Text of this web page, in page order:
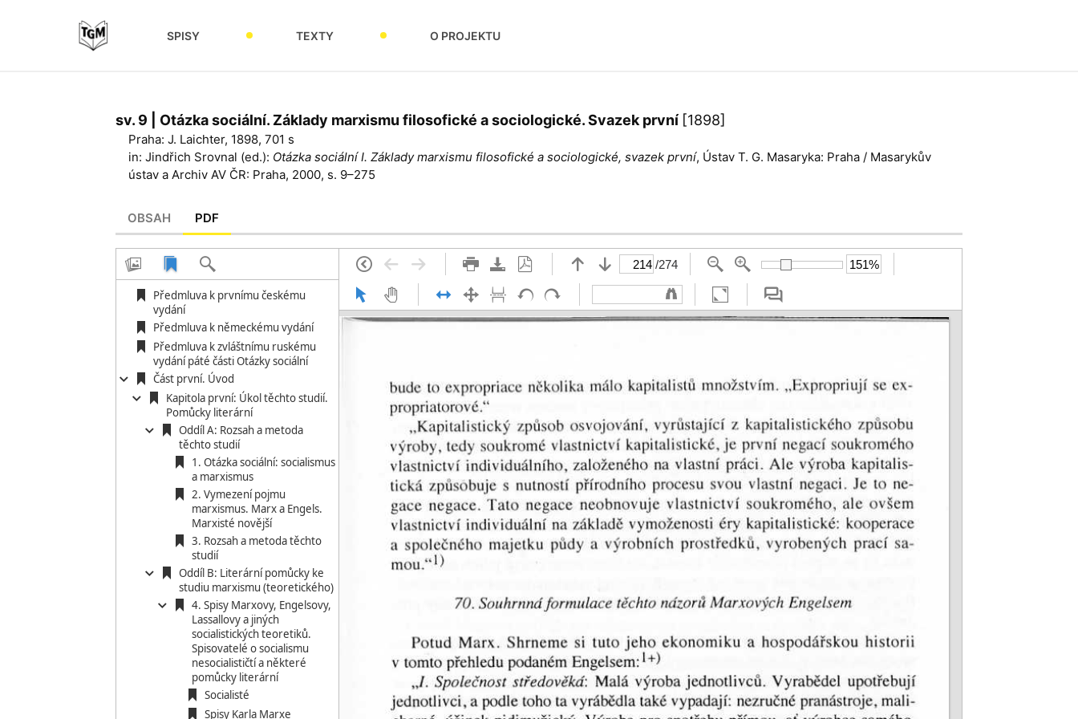
SPISY TEXTY O PROJEKTU
sv. 9 | Otázka sociální. Základy marxismu filosofické a sociologické. Svazek první [1898]
Praha: J. Laichter, 1898, 701 s
in: Jindřich Srovnal (ed.): Otázka sociální I. Základy marxismu filosofické a sociologické, svazek první, Ústav T. G. Masaryka: Praha / Masarykův
ústav a Archiv AV ČR: Praha, 2000, s. 9–275
OBSAH PDF